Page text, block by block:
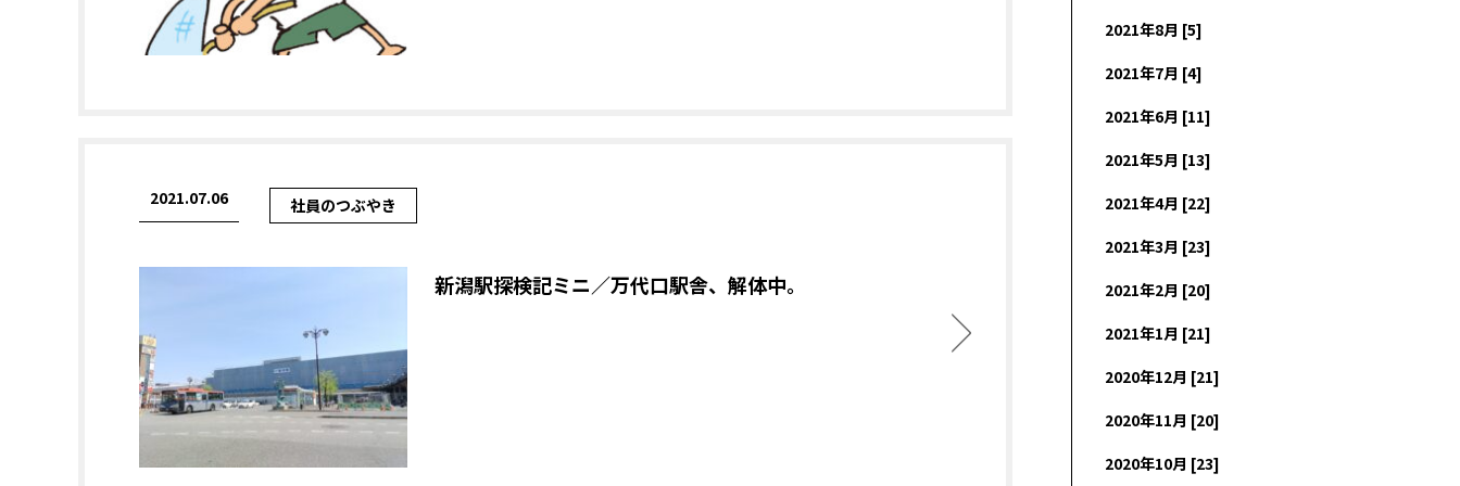
2021.07.06 社員のつぶやき
新潟駅探検記ミニ／万代口駅舎、解体中。
2021年8月 [5]
2021年7月 [4]
2021年6月 [11]
2021年5月 [13]
2021年4月 [22]
2021年3月 [23]
2021年2月 [20]
2021年1月 [21]
2020年12月 [21]
2020年11月 [20]
2020年10月 [23]